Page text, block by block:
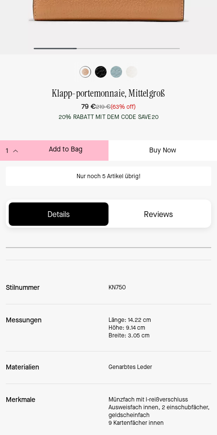
Klapp-portemonnaie, Mittelgroß
79 €219 €(63% off)
20% RABATT MIT DEM CODE SAVE20
Add to Bag Buy Now
Nur noch 5 Artikel übrig!
Details Reviews
Stilnummer KN750
Messungen
Länge: 14.22 cm
Höhe: 9.14 cm
Breite: 3.05 cm
Materialien Genarbtes Leder
Merkmale
Münzfach mit l-reißverschluss
Ausweisfach innen, 2 einschubfächer,
geldscheinfach
9 Kartenfächer innen